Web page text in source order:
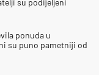
ponuda u
su puno pametniji od